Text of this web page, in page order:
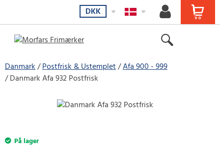
DKK
Danmark Postfrisk & Ustemplet Afa 900 - 999
Danmark Afa 932 Postfrisk
På lager